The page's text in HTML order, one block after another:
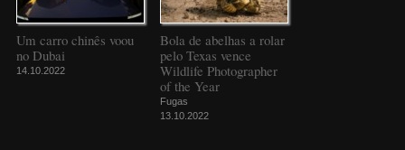
Um carro chinês voou
no Dubai
14.10.2022
Bola de abelhas a rolar
pelo Texas vence
Wildlife Photographer
of the Year
Fugas
13.10.2022